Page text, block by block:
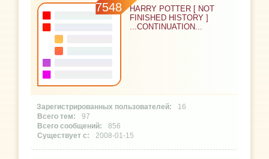
7548
HARRY POTTER [ NOT
FINISHED HISTORY ]
...CONTINUATION...
16
97
856
2008-01-15